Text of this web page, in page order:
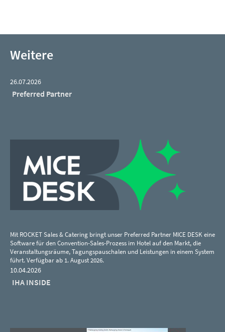
Weitere
26.07.2026
Preferred Partner
Mit ROCKET Sales & Catering bringt unser Preferred Partner MICE DESK eine
Software für den Convention-Sales-Prozess im Hotel auf den Markt, die
Veranstaltungsräume, Tagungspauschalen und Leistungen in einem System
führt. Verfügbar ab 1. August 2026.
10.04.2026
IHA INSIDE